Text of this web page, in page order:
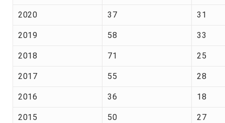
2020 37 31
2019 58 33
2018 71 25
2017 55 28
2016 36 18
2015 50 27